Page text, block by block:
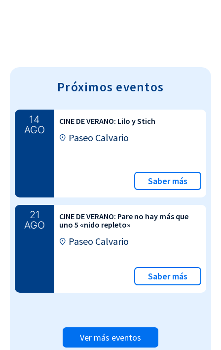
Próximos eventos
14
AGO
CINE DE VERANO: Lilo y Stich
Paseo Calvario
Saber más
21
AGO
CINE DE VERANO: Pare no hay más que
uno 5 «nido repleto»
Paseo Calvario
Saber más
Ver más eventos